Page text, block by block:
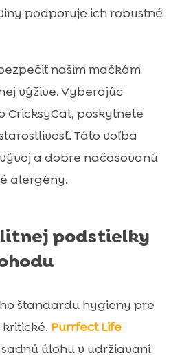
podporuje ich robustné
našim mačkám
výžive. Vyberajúc
poskytnete
Táto voľba
a dobre načasovanú
alergény.
podstielky
štandardu hygieny pre
Purrfect Life
úlohu v udržiavaní